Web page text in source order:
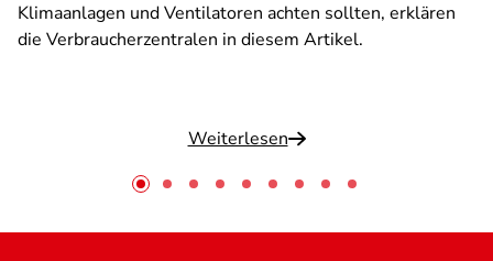
Klimaanlagen und Ventilatoren achten sollten, erklären
die Verbraucherzentralen in diesem Artikel.
Weiterlesen